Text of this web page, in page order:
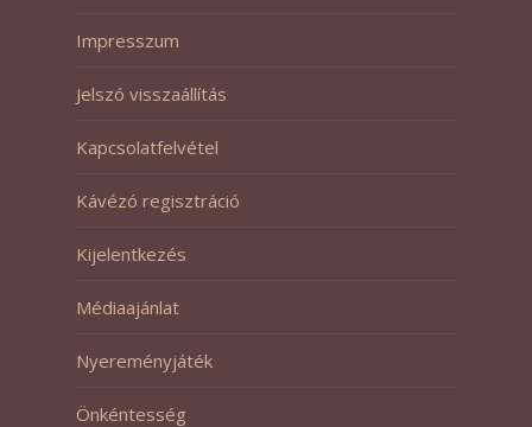
Impresszum
Jelszó visszaállítás
Kapcsolatfelvétel
Kávézó regisztráció
Kijelentkezés
Médiaajánlat
Nyereményjáték
Önkéntesség